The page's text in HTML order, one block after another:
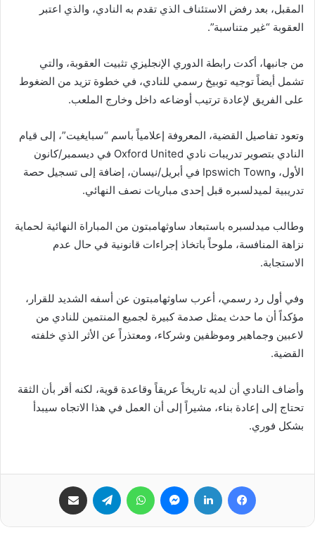
المقبل، بعد رفض الاستئناف الذي تقدم به النادي، والذي اعتبر
العقوبة “غير متناسبة”.
من جانبها، أكدت رابطة الدوري الإنجليزي تثبيت العقوبة، والتي
تشمل أيضاً توجيه توبيخ رسمي للنادي، في خطوة تزيد من الضغوط
على الفريق لإعادة ترتيب أوضاعه داخل وخارج الملعب.
وتعود تفاصيل القضية، المعروفة إعلامياً باسم “سبايغيت”، إلى قيام
النادي بتصوير تدريبات نادي Oxford United في ديسمبر/كانون
الأول، وIpswich Town في أبريل/نيسان، إضافة إلى تسجيل حصة
تدريبية لميدلسبره قبل إحدى مباريات نصف النهائي.
وطالب ميدلسبره باستبعاد ساوثهامبتون من المباراة النهائية لحماية
نزاهة المنافسة، ملوحاً باتخاذ إجراءات قانونية في حال عدم
الاستجابة.
وفي أول رد رسمي، أعرب ساوثهامبتون عن أسفه الشديد للقرار،
مؤكداً أن ما حدث يمثل صدمة كبيرة لجميع المنتمين للنادي من
لاعبين وجماهير وموظفين وشركاء، ومعتذراً عن الأثر الذي خلفته
القضية.
وأضاف النادي أن لديه تاريخاً عريقاً وقاعدة قوية، لكنه أقر بأن الثقة
تحتاج إلى إعادة بناء، مشيراً إلى أن العمل في هذا الاتجاه سيبدأ
بشكل فوري.
فيسبوك لينكدإن ماسنجر واتساب تيلقرام